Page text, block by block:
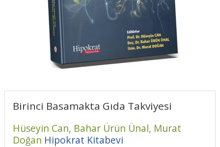
Birinci Basamakta Gıda Takviyesi
Hüseyin Can, Bahar Ürün Ünal, Murat
Doğan Hipokrat Kitabevi